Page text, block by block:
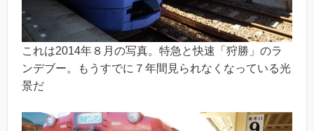
これは2014年８月の写真。特急と快速「狩勝」のラ
ンデブー。もうすでに７年間見られなくなっている光
景だ